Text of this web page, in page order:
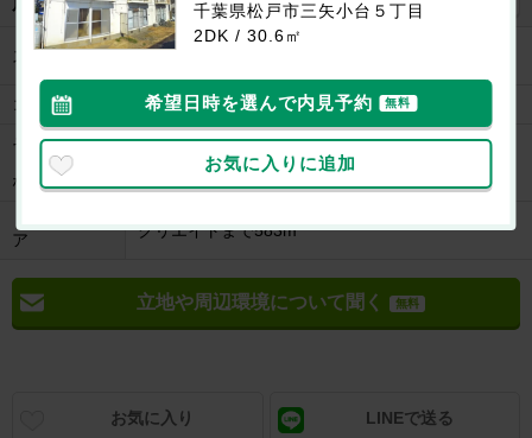
スーパー
リブレ京成まで329m
コンビニ セブンイレブンまで402m
その他飲食
（ファミレス
など）
味噌ラーメン専門店田所商店まで146m
バーミヤンまで569m
ア
クリエイトまで583m
立地や周辺環境について聞く 無料
お気に入り LINEで送る
千葉県松戸市三矢小台５丁目
2DK / 30.6㎡
希望日時を選んで内見予約 無料
お気に入りに追加